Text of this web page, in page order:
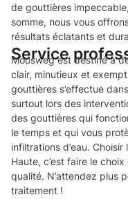
de gouttières
somme, nous vous
résultats éclatants et
Service
Moosweg est destiné à
clair, minutieux et
gouttières s’effectue
surtout lors des
des gouttières qui
le temps et qui vous
infiltrations d’eau.
Haute, c’est faire le
qualité. N’attendez plus
traitement !